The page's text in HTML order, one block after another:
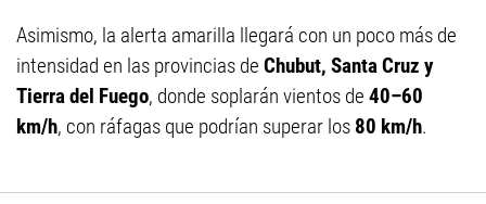
Asimismo, la alerta amarilla llegará con un poco más de
intensidad en las provincias de Chubut, Santa Cruz y
Tierra del Fuego, donde soplarán vientos de 40–60
km/h, con ráfagas que podrían superar los 80 km/h.